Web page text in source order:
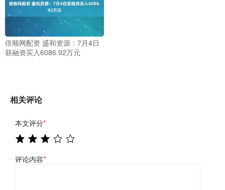
倍顺网配资 盛和资源：7月4日
获融资买入6086.92万元
相关评论
本文评分*
评论内容*